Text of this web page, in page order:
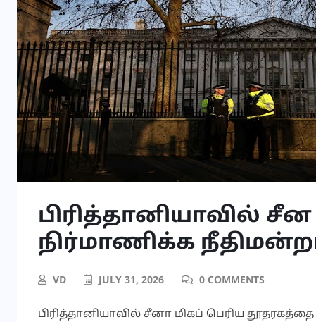
பிரித்தானியாவில்
நிர்மாணிக்க
VD JULY 31, 2026 0 COMMENTS
பிரித்தானியாவில் சீனா மிகப் பெரிய